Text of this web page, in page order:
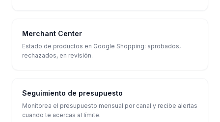
Merchant Center
Estado de productos en Google Shopping: aprobados,
rechazados, en revisión.
Seguimiento de presupuesto
Monitorea el presupuesto mensual por canal y recibe alertas
cuando te acercas al límite.